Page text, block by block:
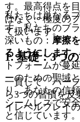
す。最高得点を
はなく、極度の
て扱います。
1. 基礎：3つ
一貫して「パー
ら3つの習慣を
イレベルプレイ
私たちは単なる
す。私たちのブ
深いもの： 摩擦
るようにします。
トフォームが蔓
ーのための聖域
り、あなたの信
シームレスで安
と信じています